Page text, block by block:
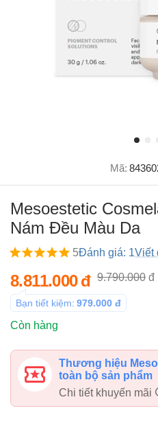
Mã:
Mesoestetic
Nám Đều Màu Da
5Đánh giá: 1Viết
8.811.000đ 9.790.000 đ
Bạn tiết kiệm: 979.000 đ
Còn hàng
Thương hiệu
toàn bộ sản phẩm
Chi tiết khuyến mãi